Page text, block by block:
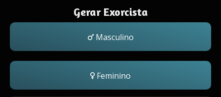
Gerar Exorcista
Masculino
Feminino